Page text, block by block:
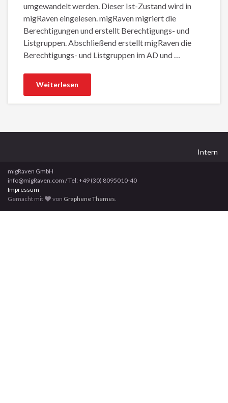
umgewandelt werden. Dieser Ist-Zustand wird in
migRaven eingelesen. migRaven migriert die
Berechtigungen und erstellt Berechtigungs- und
Listgruppen. Abschließend erstellt migRaven die
Berechtigungs- und Listgruppen im AD und …
Weiterlesen
Intern
migRaven GmbH
info@migRaven.com / Tel: +49 (30) 8095010-40
Impressum
Gemacht mit
von Graphene Themes